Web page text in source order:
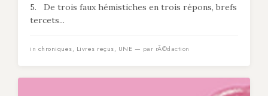
5. De trois faux hémistiches en trois répons, brefs
tercets...
in chroniques, Livres reçus, UNE — par rÃ©daction